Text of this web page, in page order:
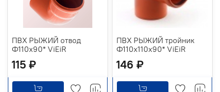
ПВХ РЫЖИЙ отвод
Ф110х90* ViEiR
115 ₽
ПВХ РЫЖИЙ тройник
Ф110х110х90* ViEiR
146 ₽